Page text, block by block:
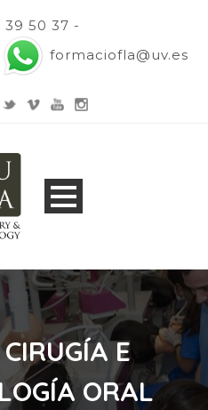
39 50 37 -
formaciofla@uv.es
E
ORAL